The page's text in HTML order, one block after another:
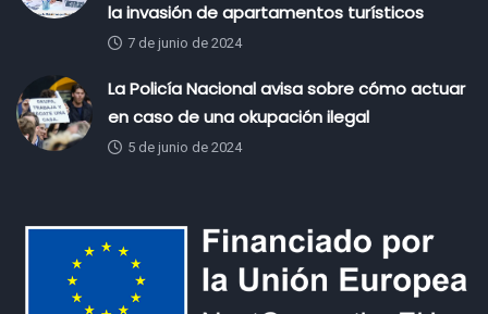
la invasión de apartamentos turísticos
7 de junio de 2024
La Policía Nacional avisa sobre cómo actuar
en caso de una okupación ilegal
5 de junio de 2024